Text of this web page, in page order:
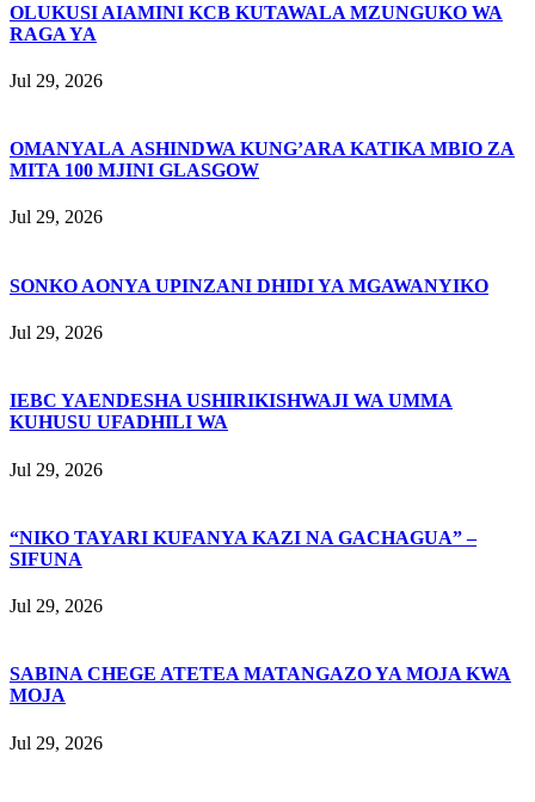
OLUKUSI AIAMINI KCB KUTAWALA MZUNGUKO WA
RAGA YA
Jul 29, 2026
OMANYALA ASHINDWA KUNG’ARA KATIKA MBIO ZA
MITA 100 MJINI GLASGOW
Jul 29, 2026
SONKO AONYA UPINZANI DHIDI YA MGAWANYIKO
Jul 29, 2026
IEBC YAENDESHA USHIRIKISHWAJI WA UMMA
KUHUSU UFADHILI WA
Jul 29, 2026
“NIKO TAYARI KUFANYA KAZI NA GACHAGUA” –
SIFUNA
Jul 29, 2026
SABINA CHEGE ATETEA MATANGAZO YA MOJA KWA
MOJA
Jul 29, 2026